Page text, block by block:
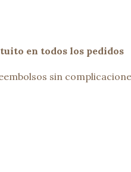
en todos los pedidos
sin